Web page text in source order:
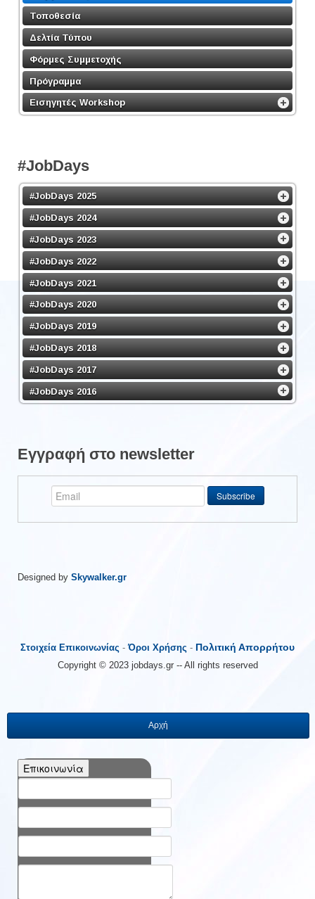
Τοποθεσία
Δελτία Τύπου
Φόρμες Συμμετοχής
Πρόγραμμα
Εισηγητές Workshop
#JobDays
#JobDays 2025
#JobDays 2024
#JobDays 2023
#JobDays 2022
#JobDays 2021
#JobDays 2020
#JobDays 2019
#JobDays 2018
#JobDays 2017
#JobDays 2016
Εγγραφή στο newsletter
Designed by Skywalker.gr
Στοιχεία Επικοινωνίας -Όροι Χρήσης - Πολιτική Απορρήτου
Copyright © 2023 jobdays.gr -- All rights reserved
Αρχή